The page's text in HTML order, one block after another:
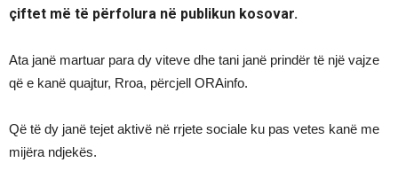
çiftet më të përfolura në publikun kosovar.
Ata janë martuar para dy viteve dhe tani janë prindër të një vajze
që e kanë quajtur, Rroa, përcjell ORAinfo.
Që të dy janë tejet aktivë në rrjete sociale ku pas vetes kanë me
mijëra ndjekës.